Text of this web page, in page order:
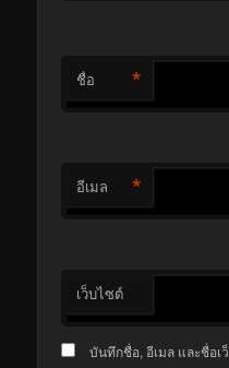
ชื่อ *
อีเมล *
เว็บไซต์
บันทึกชื่อ, อีเมล และชื่อเ